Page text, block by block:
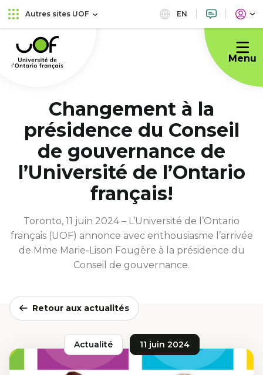
Aller
au
principal
Passer
au
contenu
Autres sites UOF EN
Université
de
l'Ontario
Menu
Changement à la
présidence du Conseil
de gouvernance de
l’Université de l’Ontario
français!
Toronto, 11 juin 2024 – L’Université de l’Ontario
français (UOF) annonce avec enthousiasme l’arrivée
de Mme Marie-Lison Fougère à la présidence du
Conseil de gouvernance.
Retour aux actualités
Actualité 11 juin 2024